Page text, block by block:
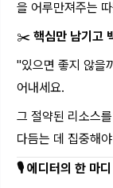
을 어루만져주는
✂️ 핵심만 남기고
"있으면 좋지 않을
어내세요.
그 절약된 리소스
다듬는 데 집중해
🎙️ 에디터의 한 마디